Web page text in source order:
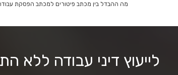
מה ההבדל בין מכתב פיטורים למכתב הפסקת
לייעוץ דיני עבודה ללא